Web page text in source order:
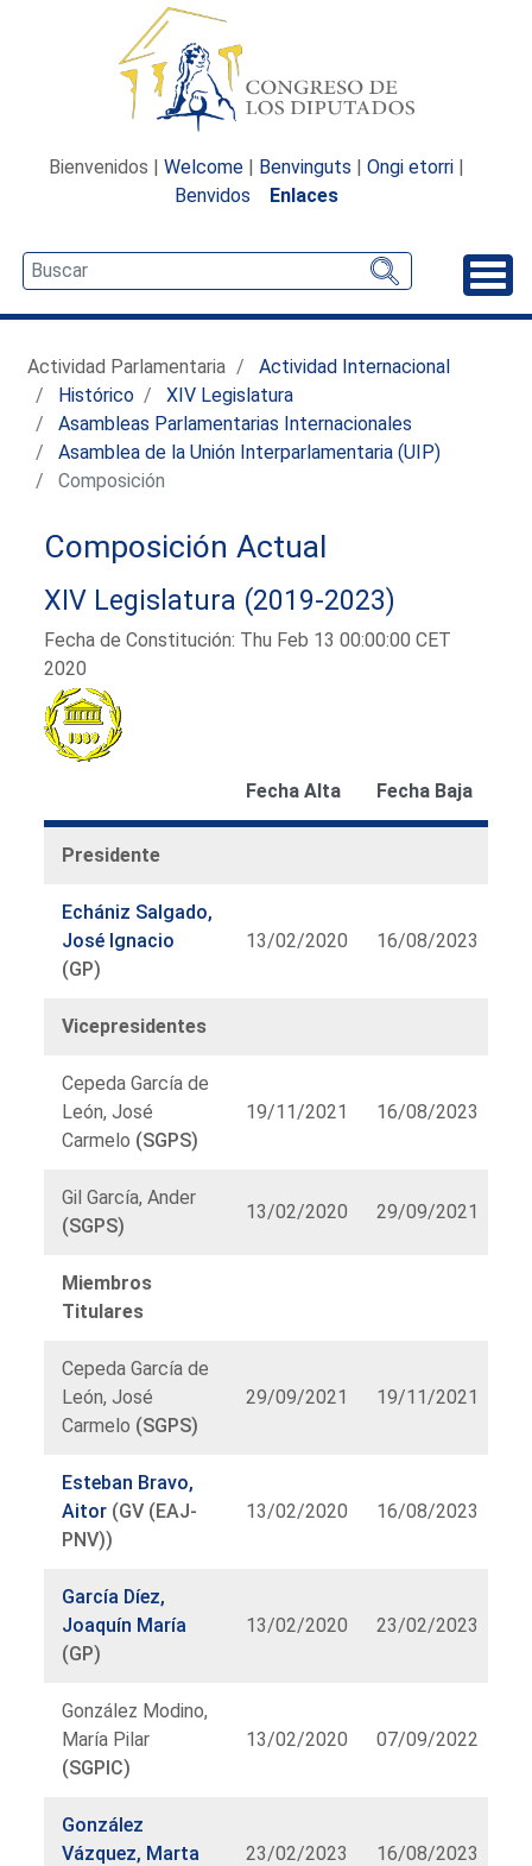
Bienvenidos | Welcome | Benvinguts | Ongi etorri |
Benvidos
Enlaces
Actividad Parlamentaria
Actividad Internacional
Histórico
XIV Legislatura
Asambleas Parlamentarias Internacionales
Asamblea de la Unión Interparlamentaria (UIP)
Composición
Composición Actual
XIV Legislatura (2019-2023)
Fecha de Constitución: Thu Feb 13 00:00:00 CET
2020
Fecha Alta Fecha Baja
Presidente
Echániz Salgado,
José Ignacio
(GP)
13/02/2020 16/08/2023
Vicepresidentes
Cepeda García de
León, José
Carmelo (SGPS)
19/11/2021 16/08/2023
Gil García, Ander
(SGPS)
13/02/2020 29/09/2021
Miembros
Titulares
Cepeda García de
León, José
Carmelo (SGPS)
29/09/2021 19/11/2021
Esteban Bravo,
Aitor (GV (EAJ-
PNV))
13/02/2020 16/08/2023
García Díez,
Joaquín María
(GP)
13/02/2020 23/02/2023
González Modino,
María Pilar
(SGPIC)
13/02/2020 07/09/2022
González
Vázquez, Marta
23/02/2023 16/08/2023